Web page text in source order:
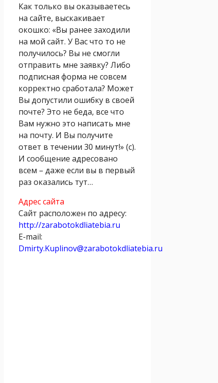
Как только вы оказываетесь
на сайте, выскакивает
окошко: «Вы ранее заходили
на мой сайт. У Вас что то не
получилось? Вы не смогли
отправить мне заявку? Либо
подписная форма не совсем
корректно сработала? Может
Вы допустили ошибку в своей
почте? Это не беда, все что
Вам нужно это написать мне
на почту. И Вы получите
ответ в течении 30 минут!» (с).
И сообщение адресовано
всем – даже если вы в первый
раз оказались тут…
Адрес сайта
Сайт расположен по адресу:
http://zarabotokdliatebia.ru
E-mail:
Dmirty.Kuplinov@zarabotokdliatebia.ru